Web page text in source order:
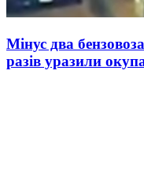
Мінус два
разів уразили